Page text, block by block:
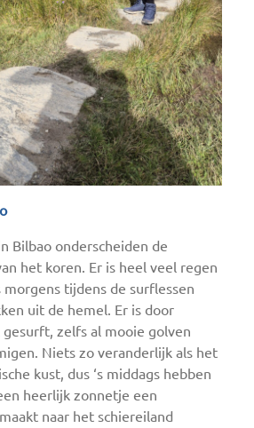
Bilbao onderscheiden de
het koren. Er is heel veel regen
morgens tijdens de surflessen
uit de hemel. Er is door
zelfs al mooie golven
Niets zo veranderlijk als het
kust, dus ‘s middags hebben
heerlijk zonnetje een
naar het schiereiland